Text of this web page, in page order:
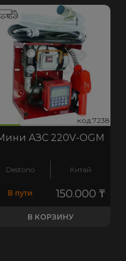
код:10032
код:7238
АЗС 220V-OGM
Destono Китай
В пути 150.000₸
В КОРЗИНУ